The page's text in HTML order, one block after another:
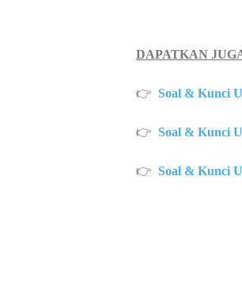
DAPATKAN
👉 Soal & Kunci
👉 Soal & Kunci
👉 Soal & Kunci